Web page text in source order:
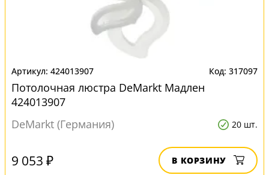
424013907 317097
Потолочная люстра DeMarkt Мадлен
424013907
DeMarkt (Германия)
20 шт.
9 053 ₽ В КОРЗИНУ